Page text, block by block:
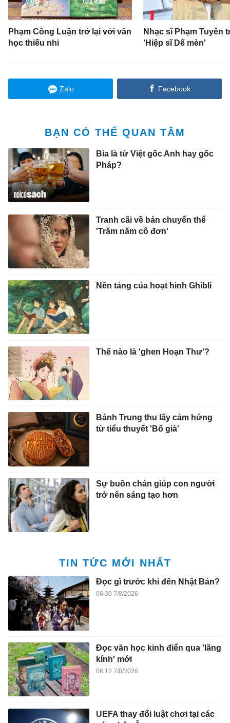
Phạm Công Luận trở lại với văn
học thiếu nhi
Nhạc sĩ Phạm Tuyên
'Hiệp sĩ Dế mèn'
Zalo Facebook
BẠN CÓ THỂ QUAN TÂM
Bia là từ Việt gốc Anh hay gốc
Pháp?
Tranh cãi về bản chuyển thể
'Trăm năm cô đơn'
Nền tảng của hoạt hình Ghibli
Thế nào là 'ghen Hoạn Thư'?
Bánh Trung thu lấy cảm hứng
từ tiểu thuyết 'Bố già'
Sự buồn chán giúp con người
trở nên sáng tạo hơn
TIN TỨC MỚI NHẤT
Đọc gì trước khi đến Nhật Bản?
06:30 7/8/2026
Đọc văn học kinh điển qua 'lăng
kính' mới
06:12 7/8/2026
UEFA thay đổi luật chơi tại các